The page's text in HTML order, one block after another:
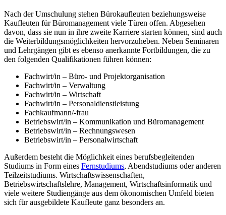
Nach der Umschulung stehen Bürokaufleuten beziehungsweise
Kaufleuten für Büromanagement viele Türen offen. Abgesehen
davon, dass sie nun in ihre zweite Karriere starten können, sind auch
die Weiterbildungsmöglichkeiten hervorzuheben. Neben Seminaren
und Lehrgängen gibt es ebenso anerkannte Fortbildungen, die zu
den folgenden Qualifikationen führen können:
Fachwirt/in – Büro- und Projektorganisation
Fachwirt/in – Verwaltung
Fachwirt/in – Wirtschaft
Fachwirt/in – Personaldienstleistung
Fachkaufmann/-frau
Betriebswirt/in – Kommunikation und Büromanagement
Betriebswirt/in – Rechnungswesen
Betriebswirt/in – Personalwirtschaft
Außerdem besteht die Möglichkeit eines berufsbegleitenden
Studiums in Form eines Fernstudiums, Abendstudiums oder anderen
Teilzeitstudiums. Wirtschaftswissenschaften,
Betriebswirtschaftslehre, Management, Wirtschaftsinformatik und
viele weitere Studiengänge aus dem ökonomischen Umfeld bieten
sich für ausgebildete Kaufleute ganz besonders an.